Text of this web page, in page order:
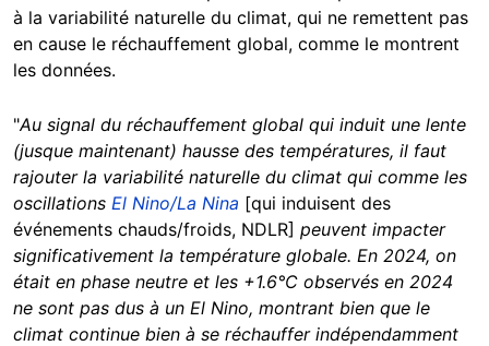
à la variabilité naturelle du climat, qui ne remettent pas
en cause le réchauffement global, comme le montrent
les données.
"Au signal du réchauffement global qui induit une lente
(jusque maintenant) hausse des températures, il faut
rajouter la variabilité naturelle du climat qui comme les
oscillations El Nino/La Nina [qui induisent des
événements chauds/froids, NDLR] peuvent impacter
significativement la température globale. En 2024, on
était en phase neutre et les +1.6°C observés en 2024
ne sont pas dus à un El Nino, montrant bien que le
climat continue bien à se réchauffer indépendamment